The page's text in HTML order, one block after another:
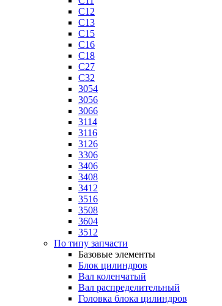
C12
C13
C15
C16
C18
C27
C32
3054
3056
3066
3114
3116
3126
3306
3406
3408
3412
3516
3508
3604
3512
По типу запчасти
Базовые элементы
Блок цилиндров
Вал коленчатый
Вал распределительный
Головка блока цилиндров